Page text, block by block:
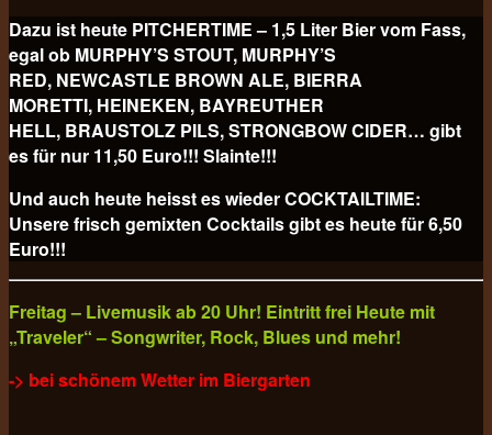
Dazu ist heute PITCHERTIME – 1,5 Liter Bier vom Fass,
egal ob MURPHY’S STOUT, MURPHY’S
RED, NEWCASTLE BROWN ALE, BIERRA
MORETTI, HEINEKEN, BAYREUTHER
HELL, BRAUSTOLZ PILS, STRONGBOW CIDER… gibt
es für nur 11,50 Euro!!! Slainte!!!
Und auch heute heisst es wieder COCKTAILTIME:
Unsere frisch gemixten Cocktails gibt es heute für6,50
Euro!!!
Freitag – Livemusik ab 20 Uhr! Eintritt frei Heute mit
„Traveler“ – Songwriter, Rock, Blues und mehr!
-> bei schönem Wetter im Biergarten